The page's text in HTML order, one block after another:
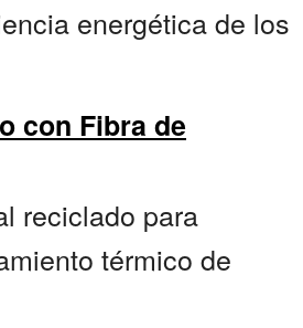
energética de los
con Fibra de
reciclado para
térmico de